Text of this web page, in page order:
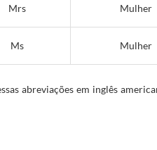
Mrs Mulher
Ms Mulher
abreviações em inglês